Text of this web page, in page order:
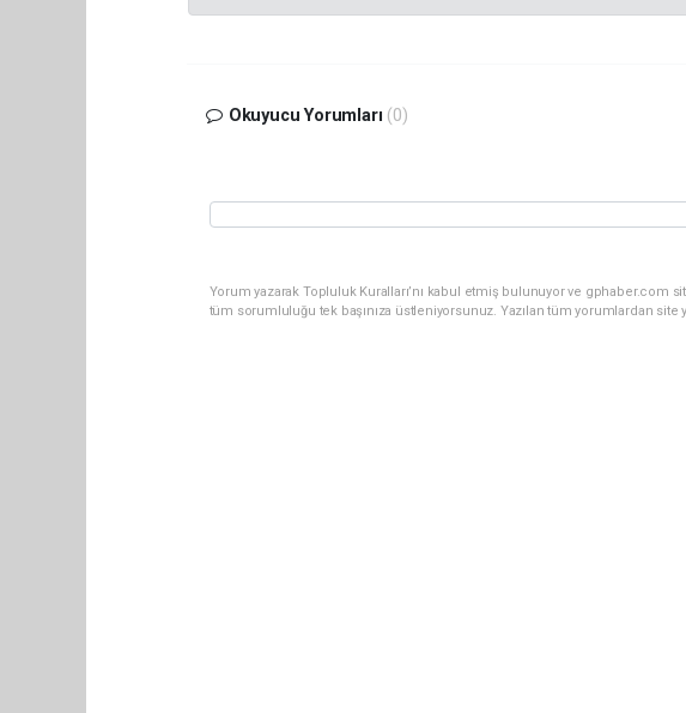
Okuyucu Yorumları (0)
Yorum yazarak Topluluk Kuralları’nı kabul etmiş bulunuyor ve gphaber.com
tüm sorumluluğu tek başınıza üstleniyorsunuz. Yazılan tüm yorumlardan